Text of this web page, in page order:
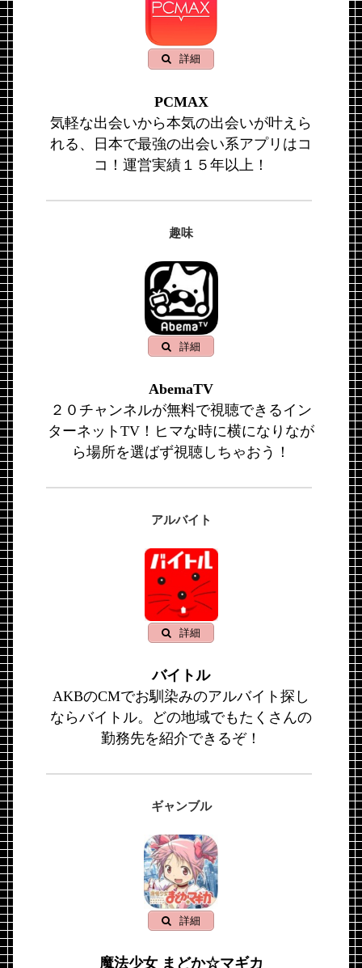
詳細
PCMAX
気軽な出会いから本気の出会いが叶えら
れる、日本で最強の出会い系アプリはコ
コ！運営実績１５年以上！
趣味
詳細
AbemaTV
２０チャンネルが無料で視聴できるイン
ターネットTV！ヒマな時に横になりなが
ら場所を選ばず視聴しちゃおう！
アルバイト
詳細
バイトル
AKBのCMでお馴染みのアルバイト探し
ならバイトル。どの地域でもたくさんの
勤務先を紹介できるぞ！
ギャンブル
詳細
魔法少女 まどか☆マギカ